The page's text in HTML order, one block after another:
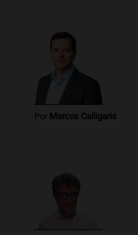
Por Marcos Calligaris